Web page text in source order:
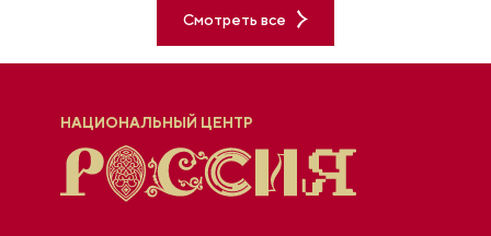
Смотреть все
НАЦИОНАЛЬНЫЙ ЦЕНТР